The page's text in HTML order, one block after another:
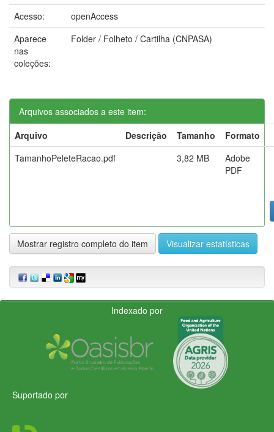
Acesso:
openAccess
Aparece
nas
coleções:
Folder / Folheto / Cartilha (CNPASA)
Arquivos associados a este item:
Arquivo
Descrição Tamanho
Formato
TamanhoPeleteRacao.pdf
3,82 MB
Adobe
PDF
Mostrar registro completo do item Visualizar estatísticas
Indexado por
Suportado por